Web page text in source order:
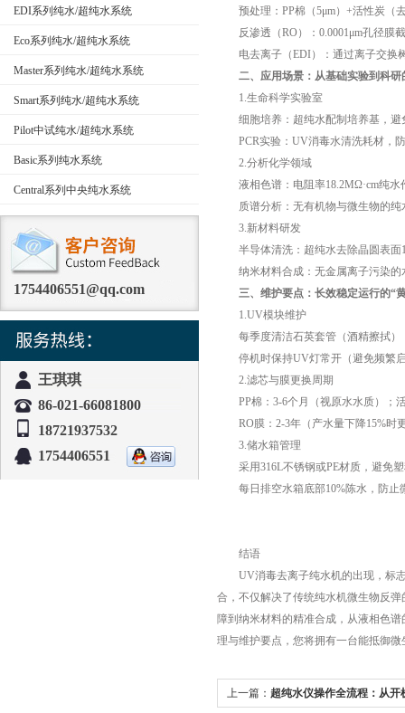
EDI系列纯水/超纯水系统
Eco系列纯水/超纯水系统
Master系列纯水/超纯水系统
Smart系列纯水/超纯水系统
Pilot中试纯水/超纯水系统
Basic系列纯水系统
Central系列中央纯水系统
1754406551@qq.com
王琪琪
86-021-66081800
18721937532
1754406551
预处理：PP棉（5μm）+活性炭（
反渗透（RO）：0.0001μm孔径膜截
电去离子（EDI）：通过离子交换树
二、应用场景：从基础实验到科研
1.生命科学实验室
细胞培养：超纯水配制培养基，避
PCR实验：UV消毒水清洗耗材，防
2.分析化学领域
液相色谱：电阻率18.2MΩ·cm纯水
质谱分析：无有机物与微生物的纯
3.新材料研发
半导体清洗：超纯水去除晶圆表面
纳米材料合成：无金属离子污染的
三、维护要点：长效稳定运行的“
1.UV模块维护
每季度清洁石英套管（酒精擦拭）
停机时保持UV灯常开（避免频繁
2.滤芯与膜更换周期
PP棉：3-6个月（视原水水质）；
RO膜：2-3年（产水量下降15%时
3.储水箱管理
采用316L不锈钢或PE材质，避免塑
每日排空水箱底部10%陈水，防止
结语
UV消毒去离子纯水机的出现，标志
合，不仅解决了传统纯水机微生物反
障到纳米材料的精准合成，从液相色
理与维护要点，您将拥有一台能抵御
上一篇： 超纯水仪操作全流程：从开